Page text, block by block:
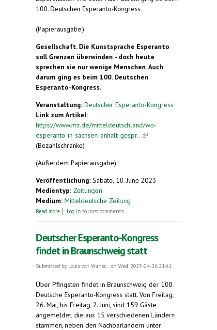
100. Deutschen Esperanto-Kongress.
(Papierausgabe:)
Gesellschaft. Die Kunstsprache Esperanto
soll Grenzen überwinden - doch heute
sprechen sie nur wenige Menschen. Auch
darum ging es beim 100. Deutschen
Esperanto-Kongress.
Veranstaltung: Deutscher Esperanto-Kongress
Link zum Artikel:
https://www.mz.de/mitteldeutschland/wo-
esperanto-in-sachsen-anhalt-gespr...(link is
(Bezahlschranke)
(Außerdem Papierausgabe)
Veröffentlichung: Sabato, 10. June 2023
Medientyp: Zeitungen
Medium: Mitteldeutsche Zeitung
Read more about Sehnsucht nach einer Sprache für alle
Log in to post comments
Deutscher Esperanto-Kongress
findet in Braunschweig statt
Submitted by Louis von Wunsc... on Wed, 2023-04-26 21:41
Über Pfingsten findet in Braunschweig der 100.
Deutsche Esperanto-Kongress statt. Von Freitag,
26. Mai, bis Freitag, 2. Juni, sind 159 Gäste
angemeldet, die aus 15 verschiedenen Ländern
stammen, neben den Nachbarländern unter